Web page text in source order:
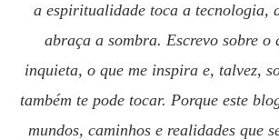
a espiritualidade toca a tecnologia,
abraça a sombra. Escrevo sobre o
inquieta, o que me inspira e, talvez,
também te pode tocar. Porque este
mundos, caminhos e realidades que